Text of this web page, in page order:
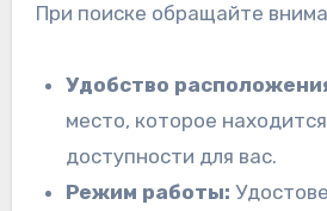
При поиске обращайте
Удобство
место, которое
доступности для вас.
Режим работы: